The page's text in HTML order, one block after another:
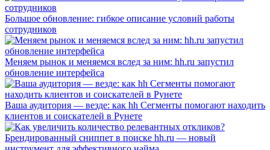
Большое обновление: гибкое описание условий работы
сотрудников
Меняем рынок и меняемся вслед за ним: hh.ru запустил
обновление интерфейса
Ваша аудитория — везде: как hh Сегменты помогают находить
клиентов и соискателей в Рунете